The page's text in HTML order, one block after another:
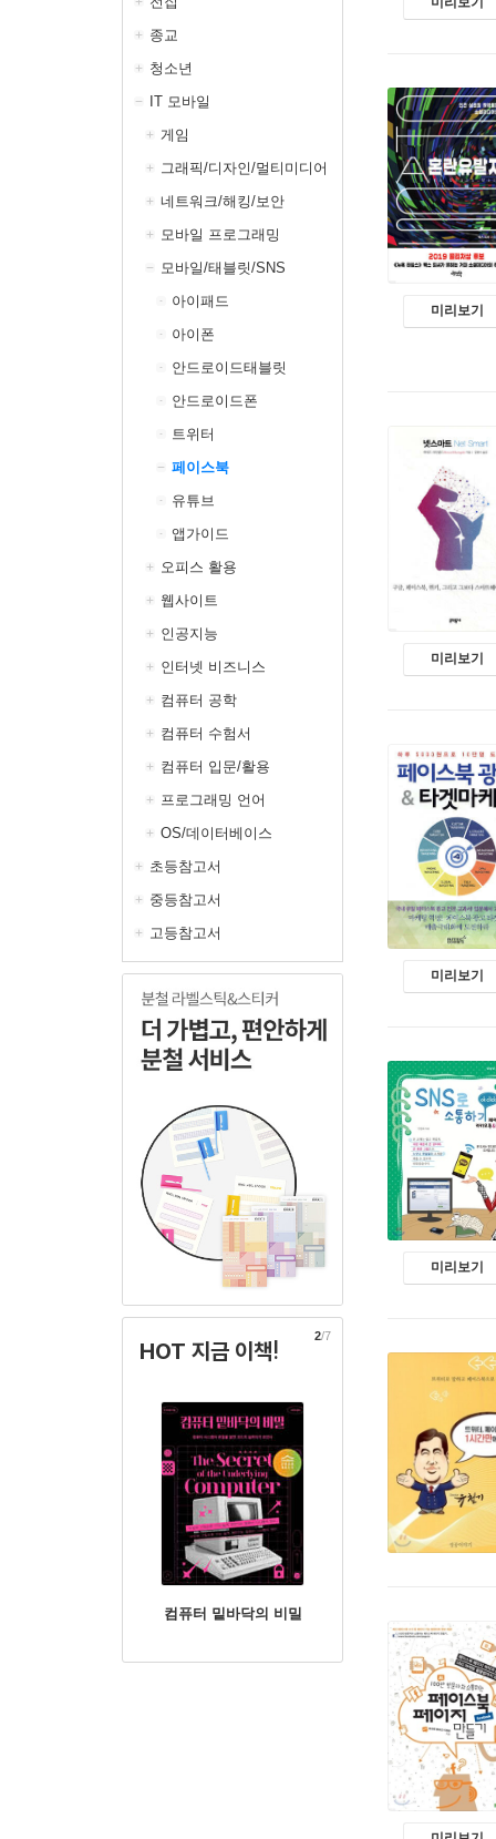
종교
청소년
IT 모바일
게임
그래픽/디자인/멀티미디어
네트워크/해킹/보안
모바일 프로그래밍
모바일/태블릿/SNS
아이패드
아이폰
안드로이드태블릿
안드로이드폰
트위터
페이스북
유튜브
앱가이드
오피스 활용
웹사이트
인공지능
인터넷 비즈니스
컴퓨터 공학
컴퓨터 수험서
컴퓨터 입문/활용
프로그래밍 언어
OS/데이터베이스
초등참고서
중등참고서
고등참고서
HOT 지금 이책!
컴퓨터 밑바닥의 비밀
2/7
미리보기
미리보기
미리보기
미리보기